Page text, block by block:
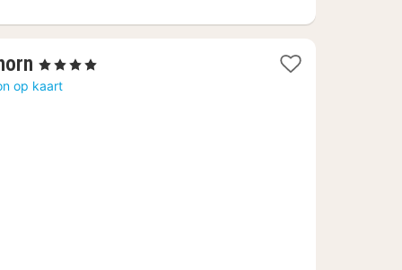
1
nacht
, 4 Sterren
op kaart